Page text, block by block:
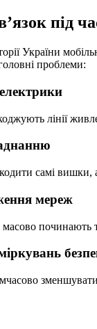
під
України
проблеми:
лінії
самі вишки,
мереж